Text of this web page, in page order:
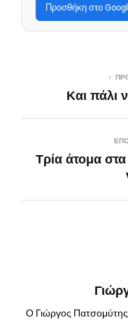
Προσθήκη στο
Και πάλι
Τρία άτομα στα
Ο Γιώργος Πατσομύτης